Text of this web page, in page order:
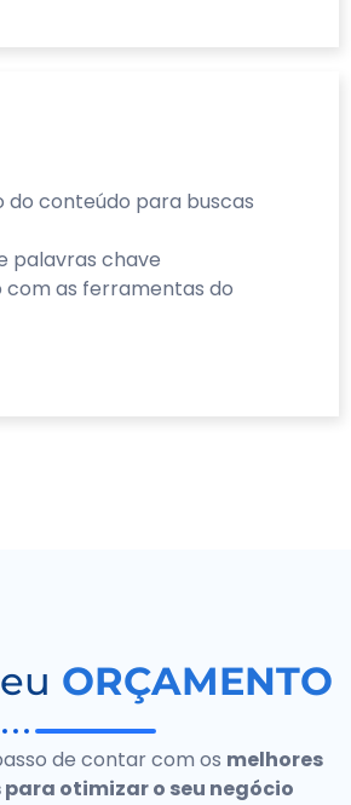
do conteúdo para buscas
palavras chave
com as ferramentas do
ORÇAMENTO
de contar com os melhores
otimizar o seu negócio